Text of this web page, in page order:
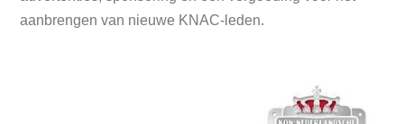
aanbrengen van nieuwe KNAC-leden.